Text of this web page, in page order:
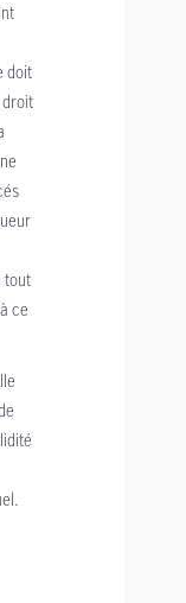
doit
droit
tout
ce